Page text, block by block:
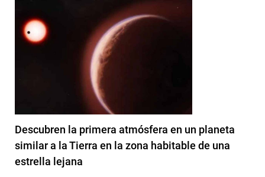
Descubren la primera atmósfera en un planeta
similar a la Tierra en la zona habitable de una
estrella lejana